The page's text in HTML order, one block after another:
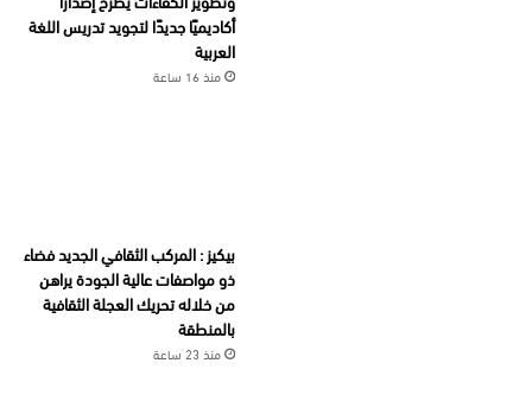
أكاديميًا جديدًا لتجويد تدريس اللغة
العربية
منذ 16 ساعة
بيكيز : المركب الثقافي الجديد فضاء
ذو مواصفات عالية الجودة يراهن
من خلاله تحريك العجلة الثقافية
بالمنطقة
منذ 23 ساعة